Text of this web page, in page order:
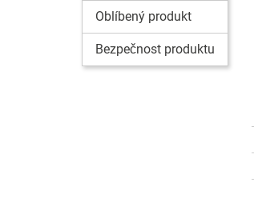
Oblíbený produkt
Bezpečnost produktu